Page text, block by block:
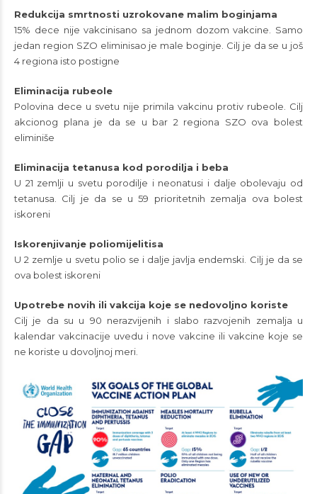
Redukcija smrtnosti uzrokovane malim boginjama
15% dece nije vakcinisano sa jednom dozom vakcine. Samo
jedan region SZO eliminisao je male boginje. Cilj je da se u još
4 regiona isto postigne
Eliminacija rubeole
Polovina dece u svetu nije primila vakcinu protiv rubeole. Cilj
akcionog plana je da se u bar 2 regiona SZO ova bolest
eliminiše
Eliminacija tetanusa kod porodilja i beba
U 21 zemlji u svetu porodilje i neonatusi i dalje obolevaju od
tetanusa. Cilj je da se u 59 prioritetnih zemalja ova bolest
iskoreni
Iskorenjivanje poliomijelitisa
U 2 zemlje u svetu polio se i dalje javlja endemski. Cilj je da se
ova bolest iskoreni
Upotrebe novih ili vakcija koje se nedovoljno koriste
Cilj je da su u 90 nerazvijenih i slabo razvojenih zemalja u
kalendar vakcinacije uvedu i nove vakcine ili vakcine koje se
ne koriste u dovoljnoj meri.